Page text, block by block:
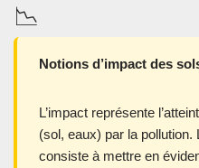
📉
Notions d’impact des
L’impact représente
(sol, eaux) par la pollution.
consiste à mettre en